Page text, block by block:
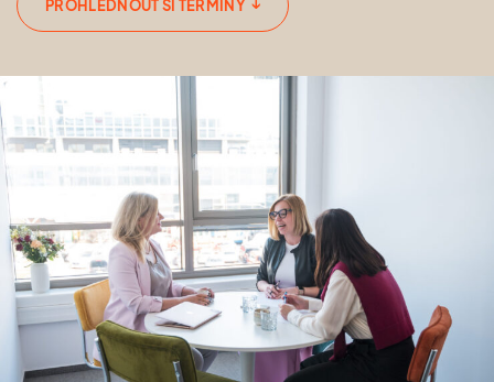
PROHLÉDNOUT SI TERMÍNY